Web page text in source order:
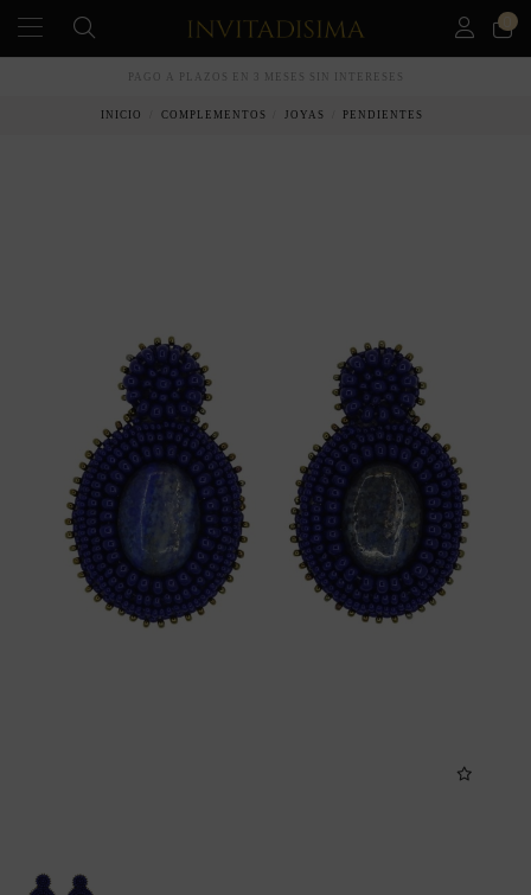
PAGO A PLAZOS EN 3 MESES SIN INTERESES
INICIO COMPLEMENTOS JOYAS PENDIENTES